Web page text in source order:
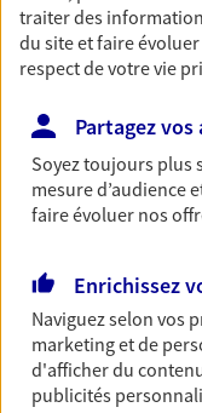
protéger votre
vous-même et
vie
Achat immobilier,
cohérent avec vos
Vous
épargne
traiter des
du site et faire
respect de votre vie
Partagez
Soyez toujours plus
mesure d’audience
faire évoluer nos
Enrichissez
Naviguez selon vos
marketing et de
d'afficher du
publicités